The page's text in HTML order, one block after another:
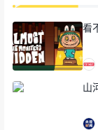
看
山